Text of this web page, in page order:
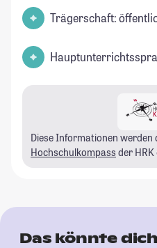
Trägerschaft:
Diese Informationen
Hochschulkompass der
Das könnte